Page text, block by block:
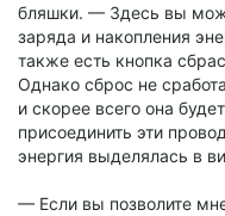
бляшки. — Здесь вы
заряда и накопления
также есть кнопка
Однако сброс не
и скорее всего она
присоединить эти
энергия выделялась в
— Если вы позволите